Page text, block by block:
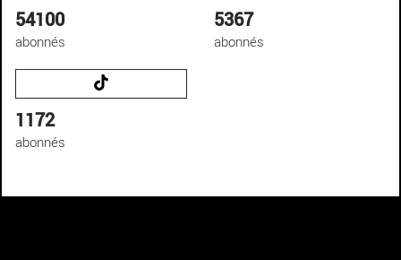
54100
abonnés
5367
abonnés
1172
abonnés